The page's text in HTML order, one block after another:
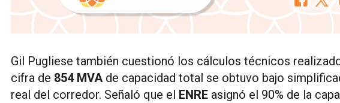
Gil Pugliese también cuestionó los cálculos técnicos
cifra de 854 MVAde capacidad total se obtuvo bajo
real del corredor. Señaló que el ENRE asignó el 90% de la